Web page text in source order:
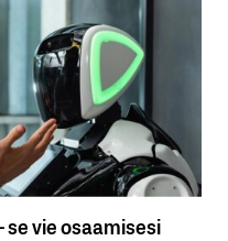
se vie osaamisesi